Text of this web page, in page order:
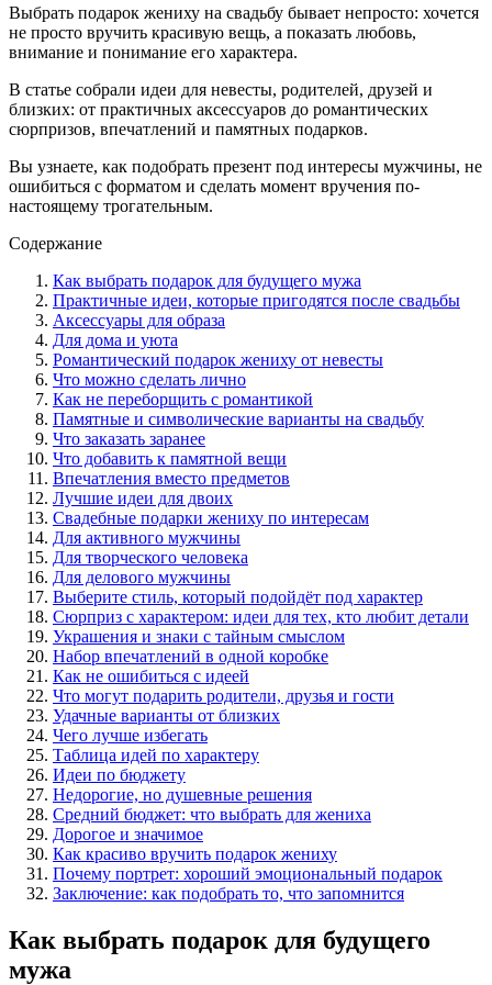
Выбрать подарок жениху на свадьбу бывает непросто: хочется
не просто вручить красивую вещь, а показать любовь,
внимание и понимание его характера.
В статье собрали идеи для невесты, родителей, друзей и
близких: от практичных аксессуаров до романтических
сюрпризов, впечатлений и памятных подарков.
Вы узнаете, как подобрать презент под интересы мужчины, не
ошибиться с форматом и сделать момент вручения по-
настоящему трогательным.
Содержание
Как выбрать подарок для будущего мужа
Практичные идеи, которые пригодятся после свадьбы
Аксессуары для образа
Для дома и уюта
Романтический подарок жениху от невесты
Что можно сделать лично
Как не переборщить с романтикой
Памятные и символические варианты на свадьбу
Что заказать заранее
Что добавить к памятной вещи
Впечатления вместо предметов
Лучшие идеи для двоих
Свадебные подарки жениху по интересам
Для активного мужчины
Для творческого человека
Для делового мужчины
Выберите стиль, который подойдёт под характер
Сюрприз с характером: идеи для тех, кто любит детали
Украшения и знаки с тайным смыслом
Набор впечатлений в одной коробке
Как не ошибиться с идеей
Что могут подарить родители, друзья и гости
Удачные варианты от близких
Чего лучше избегать
Таблица идей по характеру
Идеи по бюджету
Недорогие, но душевные решения
Средний бюджет: что выбрать для жениха
Дорогое и значимое
Как красиво вручить подарок жениху
Почему портрет: хороший эмоциональный подарок
Заключение: как подобрать то, что запомнится
Как выбрать подарок для будущего
мужа